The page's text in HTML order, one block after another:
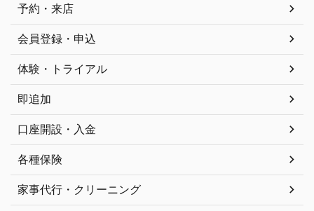
予約・来店
会員登録・申込
体験・トライアル
即追加
口座開設・入金
各種保険
家事代行・クリーニング